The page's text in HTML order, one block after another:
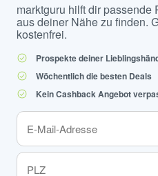
marktguru hilft dir passende
aus deiner Nähe zu finden.
kostenfrei.
Prospekte deiner
Wöchentlich die besten Deals
Kein Cashback Angebot